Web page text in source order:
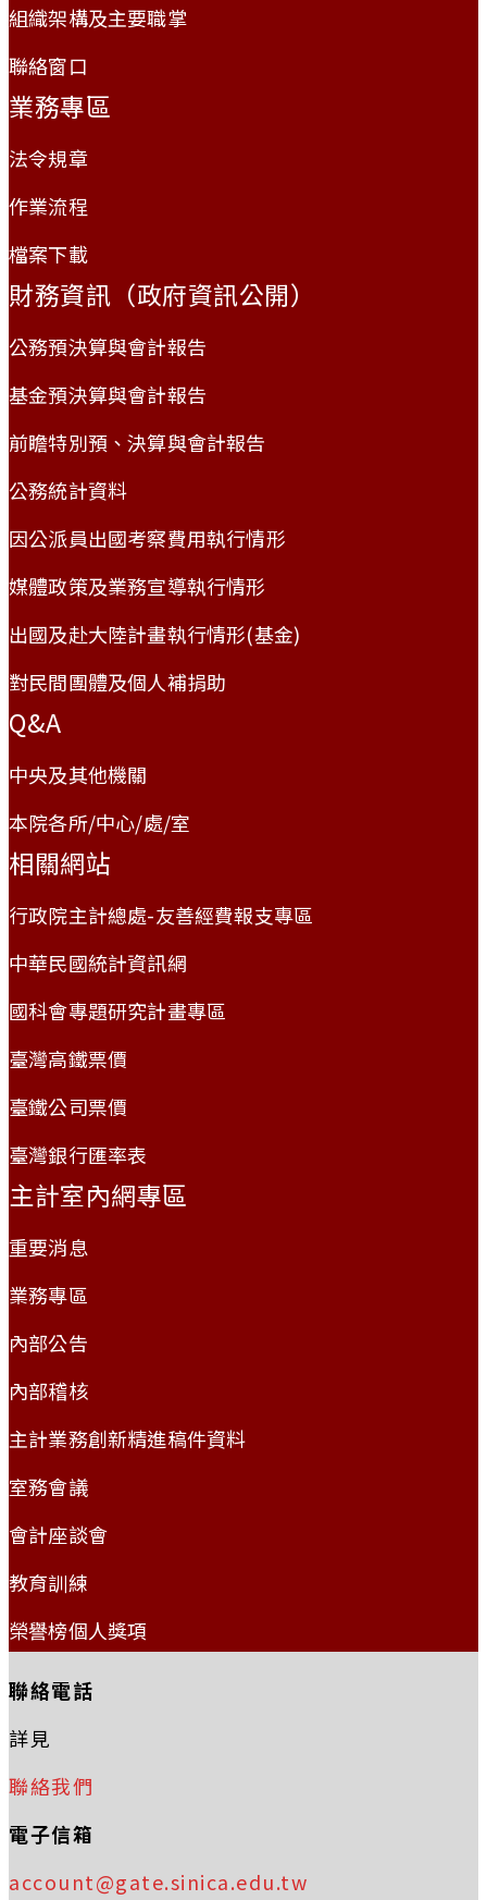
組織架構及主要職掌
聯絡窗口
業務專區
法令規章
作業流程
檔案下載
財務資訊（政府資訊公開）
公務預決算與會計報告
基金預決算與會計報告
前瞻特別預、決算與會計報告
公務統計資料
因公派員出國考察費用執行情形
媒體政策及業務宣導執行情形
出國及赴大陸計畫執行情形(基金)
對民間團體及個人補捐助
Q&A
中央及其他機關
本院各所/中心/處/室
相關網站
行政院主計總處-友善經費報支專區
中華民國統計資訊網
國科會專題研究計畫專區
臺灣高鐵票價
臺鐵公司票價
臺灣銀行匯率表
主計室內網專區
重要消息
業務專區
內部公告
內部稽核
主計業務創新精進稿件資料
室務會議
會計座談會
教育訓練
榮譽榜個人獎項
聯絡電話
詳見
聯絡我們
電子信箱
account@gate.sinica.edu.tw